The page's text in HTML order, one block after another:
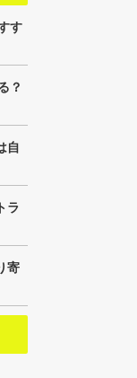
す
？
自
ラ
寄